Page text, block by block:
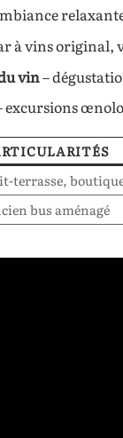
à vins original,
vin–
excursions
terrasse,
bus aménagé